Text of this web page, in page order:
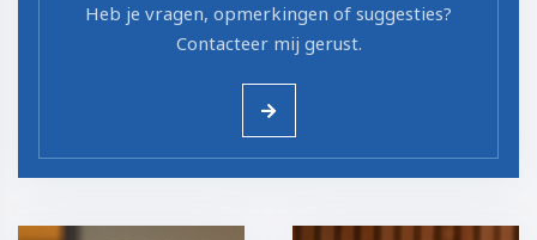
Heb je vragen, opmerkingen of suggesties?
Contacteer mij gerust.